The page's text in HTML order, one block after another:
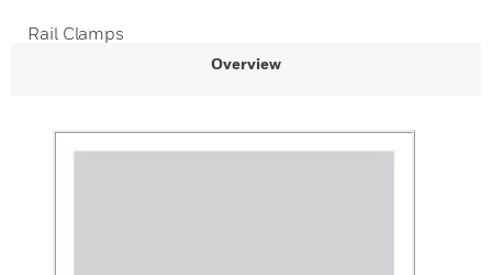
Rail Clamps
Overview